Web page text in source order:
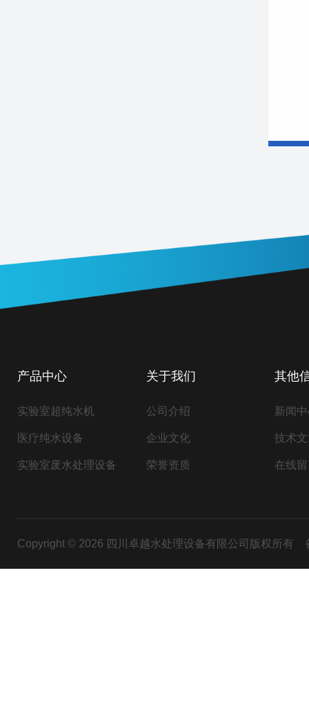
产品中心
实验室超纯水机
医疗纯水设备
实验室废水处理设备
关于我们
公司介绍
企业文化
荣誉资质
其他
新闻
技术
在线
Copyright © 2026 四川卓越水处理设备有限公司版权所有